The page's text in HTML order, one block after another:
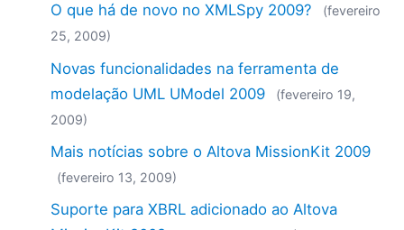
2010
2009
2008
2007
O que há de novo no XMLSpy 2009?
(fevereiro
25, 2009)
Novas funcionalidades na ferramenta de
modelação UML UModel 2009
(fevereiro 19,
2009)
Mais notícias sobre o Altova MissionKit 2009
(fevereiro 13, 2009)
Suporte para XBRL adicionado ao Altova